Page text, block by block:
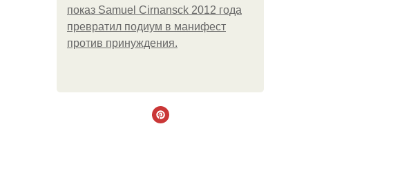
показ Samuel Cirnansck 2012 года
превратил подиум в манифест
против принуждения.